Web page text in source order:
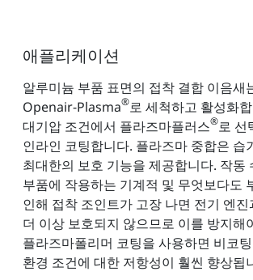
애플리케이션
알루미늄 부품 표면의 접착 결합 이음새
Openair-Plasma®로 세척하고 활성화
대기압 조건에서 플라즈마플러스®로 선
인라인 코팅합니다. 플라즈마 중합은 습
최대한의 보호 기능을 제공합니다. 작동
부품에 작용하는 기계적 및 무엇보다도
인해 접착 조인트가 고장 나면 전기 엔
더 이상 보호되지 않으므로 이를 방지해
플라즈마폴리머 코팅을 사용하면 비코
환경 조건에 대한 저항성이 훨씬 향상됩